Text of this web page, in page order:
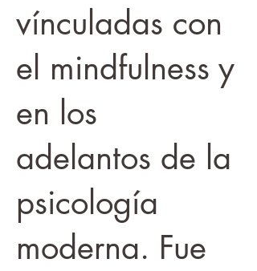
vínculadas con
el mindfulness y
en los
adelantos de la
psicología
moderna. Fue